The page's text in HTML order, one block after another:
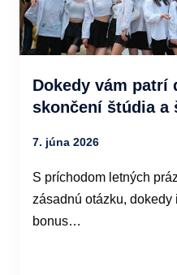
Dokedy vám patrí
skončení štúdia a
7. júna 2026
S príchodom letných
zásadnú otázku,
bonus…